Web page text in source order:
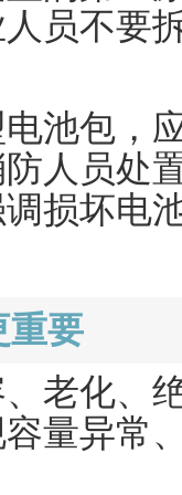
员不要
池包，
人员处
损坏电
重要
老化、
量异常